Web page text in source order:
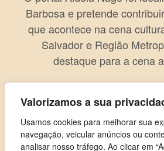
Valorizamos a sua
Usamos cookies para melhorar sua
navegação, veicular anúncios ou
analisar nosso tráfego. Ao clicar em
Barbosa e pretende
que acontece na cena
Salvador e Região
destaque para a cena